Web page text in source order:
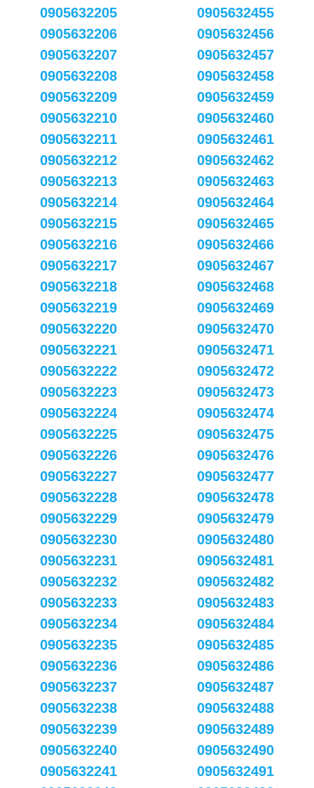
0905632205
0905632206
0905632207
0905632208
0905632209
0905632210
0905632211
0905632212
0905632213
0905632214
0905632215
0905632216
0905632217
0905632218
0905632219
0905632220
0905632221
0905632222
0905632223
0905632224
0905632225
0905632226
0905632227
0905632228
0905632229
0905632230
0905632231
0905632232
0905632233
0905632234
0905632235
0905632236
0905632237
0905632238
0905632239
0905632240
0905632241
0905632455
0905632456
0905632457
0905632458
0905632459
0905632460
0905632461
0905632462
0905632463
0905632464
0905632465
0905632466
0905632467
0905632468
0905632469
0905632470
0905632471
0905632472
0905632473
0905632474
0905632475
0905632476
0905632477
0905632478
0905632479
0905632480
0905632481
0905632482
0905632483
0905632484
0905632485
0905632486
0905632487
0905632488
0905632489
0905632490
0905632491